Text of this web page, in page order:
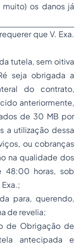
os danos já
que V. Exa.
tutela, sem oitiva
seja obrigada a
do contrato,
anteriormente,
de 30 MB por
a utilização dessa
ou cobranças
na qualidade dos
48:00 horas, sob
para, querendo,
de revelia;
de Obrigação de
antecipada e